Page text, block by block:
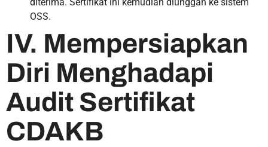
diterima. Sertifikat ini kemudian diunggah ke sistem
OSS.
IV. Mempersiapkan
Diri Menghadapi
Audit Sertifikat
CDAKB